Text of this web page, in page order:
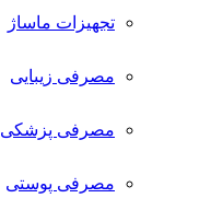
تجهیزات ماساژ
مصرفی زیبایی
مصرفی پزشکی
مصرفی پوستی